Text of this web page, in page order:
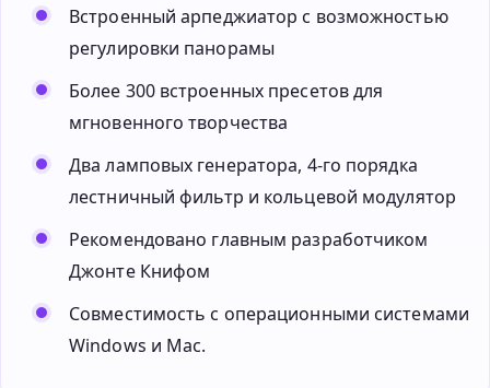
Встроенный арпеджиатор с возможностью
регулировки панорамы
Более 300 встроенных пресетов для
мгновенного творчества
Два ламповых генератора, 4-го порядка
лестничный фильтр и кольцевой модулятор
Рекомендовано главным разработчиком
Джонте Книфом
Совместимость с операционными системами
Windows и Mac.